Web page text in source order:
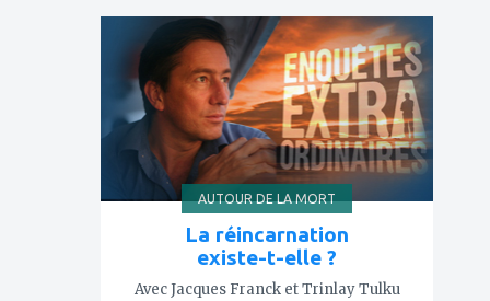
mes
favoris
AUTOUR DE LA MORT
La réincarnation
existe-t-elle ?
Avec Jacques Franck et Trinlay Tulku